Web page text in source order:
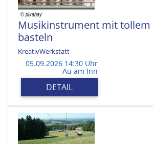
Musikinstrument mit tollem
basteln
KreativWerkstatt
05.09.2026 14:30 Uhr
Au am Inn
DETAIL